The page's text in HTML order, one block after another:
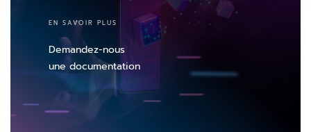
EN SAVOIR PLUS
Demandez-nous
une documentation